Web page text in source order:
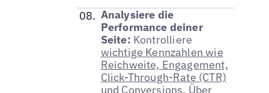
Analysiere die
Performance deiner
Seite: Kontrolliere
wichtige Kennzahlen wie
Reichweite, Engagement,
Click-Through-Rate (CTR)
und Conversions. Über